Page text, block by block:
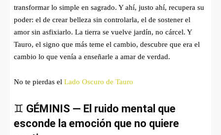
transformar lo simple en sagrado. Y ahí, justo ahí, recupera su
poder: el de crear belleza sin controlarla, el de sostener el
amor sin asfixiarlo. La tierra se vuelve jardín, no cárcel. Y
Tauro, el signo que más teme el cambio, descubre que era el
cambio lo que venía a enseñarle a amar de verdad.
No te pierdas el Lado Oscuro de Tauro
♊ GÉMINIS — El ruido mental que
esconde la emoción que no quiere